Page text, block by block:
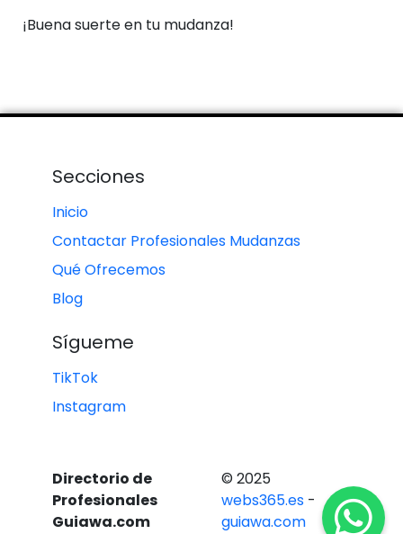
¡Buena suerte en tu mudanza!
Secciones
Inicio
Contactar Profesionales Mudanzas
Qué Ofrecemos
Blog
Sígueme
TikTok
Instagram
Directorio de
Profesionales
Guiawa.com
© 2025
webs365.es -
guiawa.com